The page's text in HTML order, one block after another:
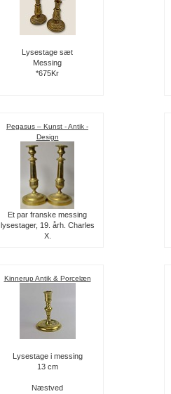
Lysestage sæt
Messing
*675Kr
Pegasus – Kunst - Antik -
Design
Et par franske messing
lysestager, 19. årh. Charles
X.
Kinnerup Antik & Porcelæn
Lysestage i messing
13 cm
Næstved